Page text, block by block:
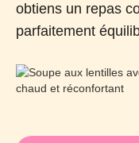
obtiens un repas
parfaitement